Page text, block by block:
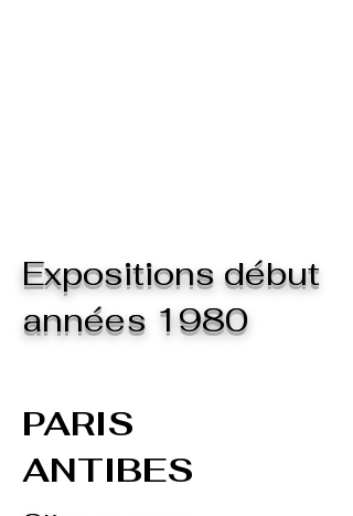
Expositions début
années 1980
PARIS
ANTIBES